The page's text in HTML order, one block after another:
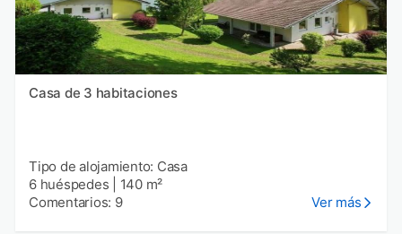
Casa de 3 habitaciones
Tipo de alojamiento: Casa
6 huéspedes
140 m²
Comentarios: 9
Ver más